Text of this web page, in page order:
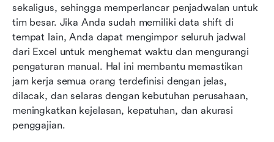
sekaligus, sehingga memperlancar penjadwalan untuk
tim besar. Jika Anda sudah memiliki data shift di
tempat lain, Anda dapat mengimpor seluruh jadwal
dari Excel untuk menghemat waktu dan mengurangi
pengaturan manual. Hal ini membantu memastikan
jam kerja semua orang terdefinisi dengan jelas,
dilacak, dan selaras dengan kebutuhan perusahaan,
meningkatkan kejelasan, kepatuhan, dan akurasi
penggajian.